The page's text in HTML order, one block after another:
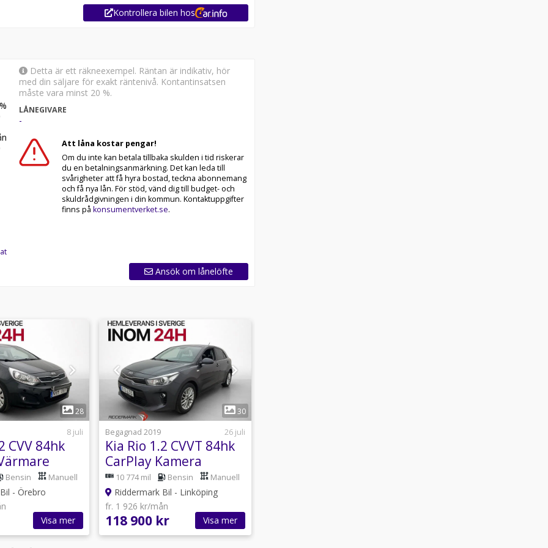
60 månaders garanti och komplettera med extra
och enkelt hos oss.
fri försäkring från Folksam.
fästen,Stolsvärme,AC och
bak
Kontrollera bilen hos
%
Detta är ett räkneexempel. Räntan är indikativ, hör
med din säljare för exakt räntenivå. Kontantinsatsen
måste vara minst 20 %.
LÅNEGIVARE
-
Att låna kostar pengar!
Om du inte kan betala tillbaka skulden i tid riskerar
du en betalningsanmärkning. Det kan leda till
svårigheter att få hyra bostad, teckna abonnemang
och få nya lån. För stöd, vänd dig till budget- och
skuldrådgivningen i din kommun. Kontaktuppgifter
finns på konsumentverket.se.
Ansök om lånelöfte
1
28
8 juli
CVV 84hk
lågskatt
Bensin Manuell
- Örebro
Visa mer
1
30
Begagnad 2019
26 juli
Kia Rio 1.2 CVVT 84hk
CarPlay Kamera
Farthållare
10 774 mil Bensin Manuell
Riddermark Bil - Linköping
fr. 1 926 kr/mån
118 900 kr Visa mer